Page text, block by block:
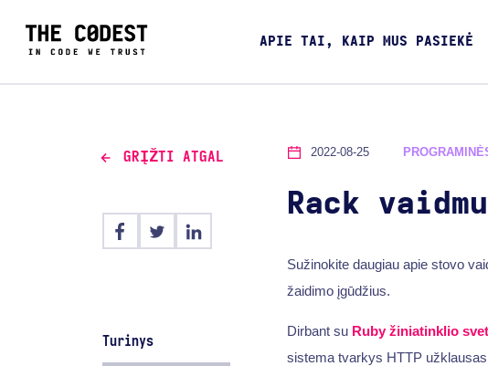
APIE TAI, KAIP MUS PASIEKĖ
GRĮŽTI ATGAL
Turinys
2022-08-25
Rack
Sužinokite daugiau apie stovo
žaidimo įgūdžius.
Dirbant su Ruby žiniatinklio
sistema tvarkys HTTP